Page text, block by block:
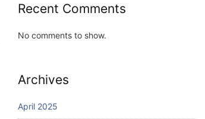
Recent Comments
No comments to show.
Archives
April 2025